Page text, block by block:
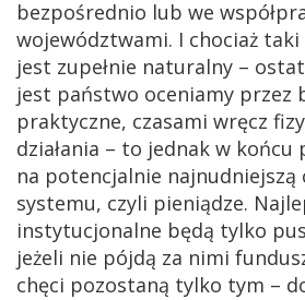
bezpośrednio lub we
województwami. I chociaż
jest zupełnie naturalny –
jest państwo oceniamy przez
praktyczne, czasami wręcz
działania – to jednak w końcu
na potencjalnie najnudniejszą
systemu, czyli pieniądze.
instytucjonalne będą tylko
jeżeli nie pójdą za nimi
chęci pozostaną tylko tym –